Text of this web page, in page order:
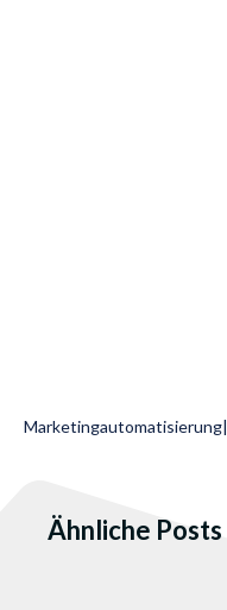
Marketingautomatisierung|
Ähnliche Posts